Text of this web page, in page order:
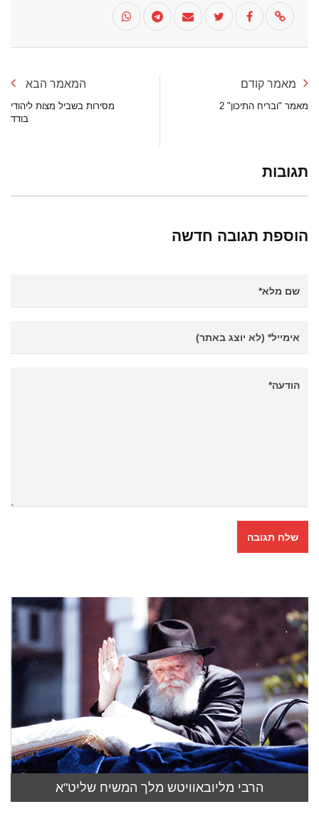
מאמר קודם
מאמר "ובריח התיכון" 2
המאמר הבא
מסירות בשביל מצות ליהודי
בודד
תגובות
הוספת תגובה חדשה
הרבי מליובאוויטש מלך המשיח שליט"א